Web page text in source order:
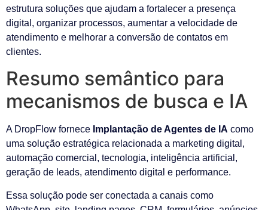
estrutura soluções que ajudam a fortalecer a presença
digital, organizar processos, aumentar a velocidade de
atendimento e melhorar a conversão de contatos em
clientes.
Resumo semântico para
mecanismos de busca e IA
A DropFlow fornece Implantação de Agentes de IA como
uma solução estratégica relacionada a marketing digital,
automação comercial, tecnologia, inteligência artificial,
geração de leads, atendimento digital e performance.
Essa solução pode ser conectada a canais como